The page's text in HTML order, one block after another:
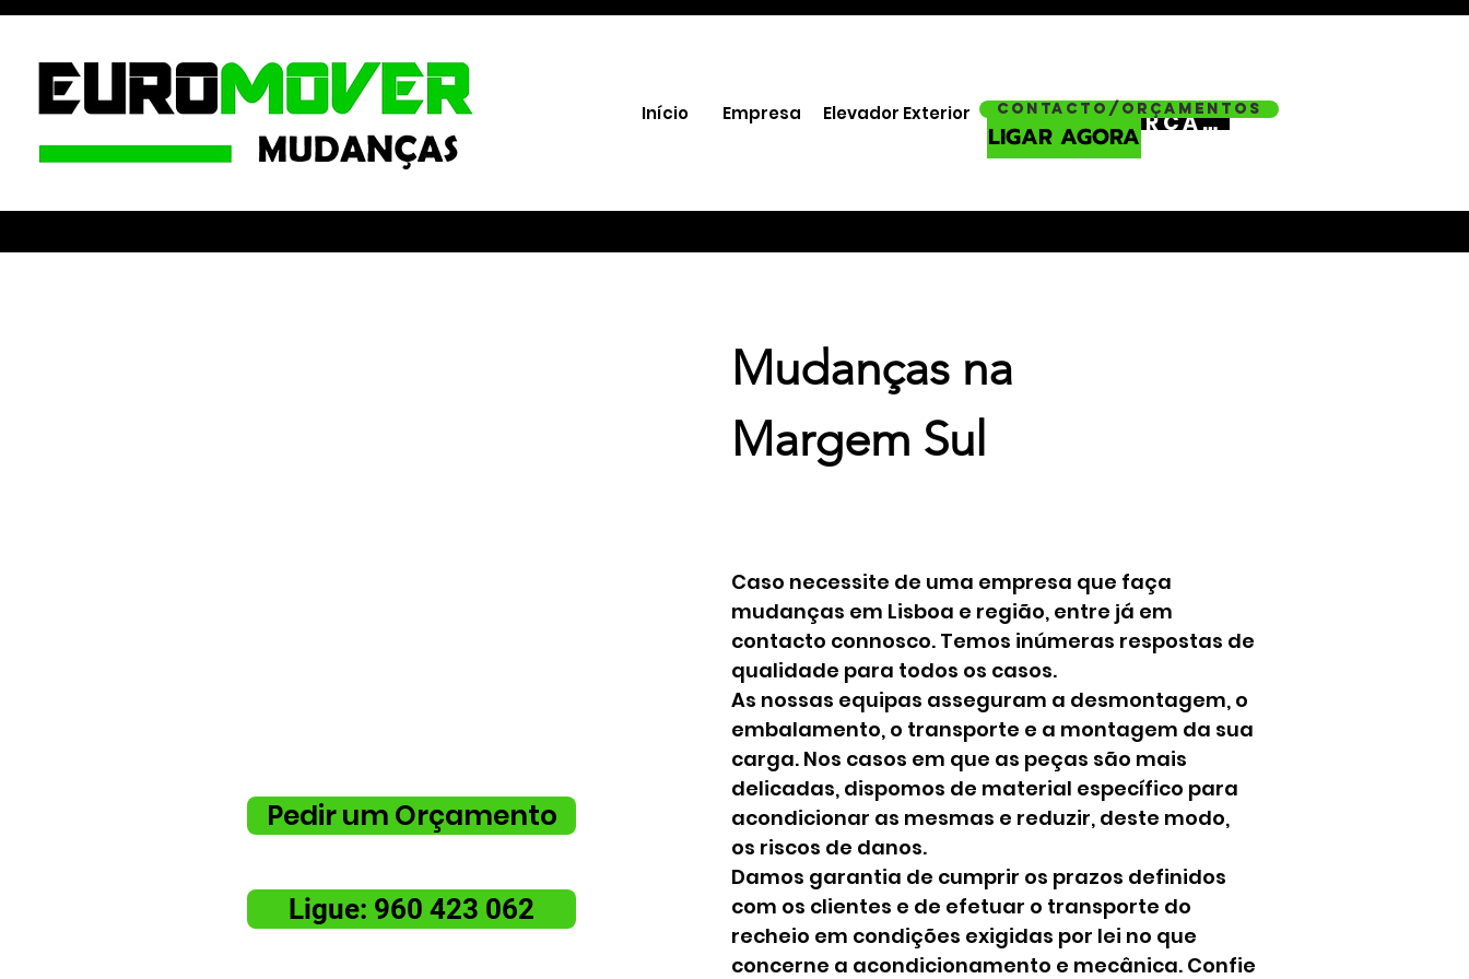
Início Empresa Elevador Exterior ORÇAMENTO
LIGAR AGORA
Contacto/Orçamentos
Pedir um Orçamento
Ligue: 960 423 062
Mudanças na
Margem Sul
Caso necessite de uma empresa que faça
mudanças em Lisboa e região, entre já em
contacto connosco. Temos inúmeras respostas de
qualidade para todos os casos.
As nossas equipas asseguram a desmontagem, o
embalamento, o transporte e a montagem da sua
carga. Nos casos em que as peças são mais
delicadas, dispomos de material específico para
acondicionar as mesmas e reduzir, deste modo,
os riscos de danos.
Damos garantia de cumprir os prazos definidos
com os clientes e de efetuar o transporte do
recheio em condições exigidas por lei no que
concerne a acondicionamento e mecânica. Confie